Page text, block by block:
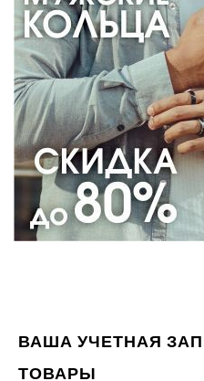
ВАША УЧЕТНАЯ
ТОВАРЫ